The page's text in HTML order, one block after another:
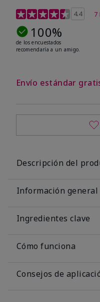
Calificación de 4.4 7
100%
de los encuestados
recomendaría a un amigo.
Envío estándar
Descripción del
Información general
Ingredientes clave
Cómo funciona
Consejos de